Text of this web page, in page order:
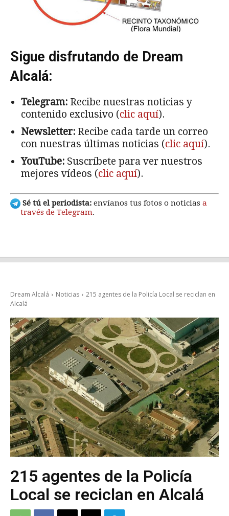
Sigue disfrutando de Dream
Alcalá:
Telegram: Recibe nuestras noticias y
contenido exclusivo (clic aquí).
Newsletter: Recibe cada tarde un correo
con nuestras últimas noticias (clic aquí).
YouTube: Suscríbete para ver nuestros
mejores vídeos (clic aquí).
Sé tú el periodista: envíanos tus fotos o noticias a
través de Telegram.